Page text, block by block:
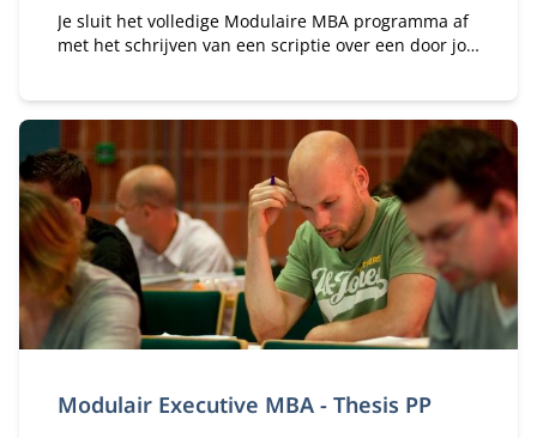
Je sluit het volledige Modulaire MBA programma af
met het schrijven van een scriptie over een door jou
Modulair Executive MBA - Thesis PP